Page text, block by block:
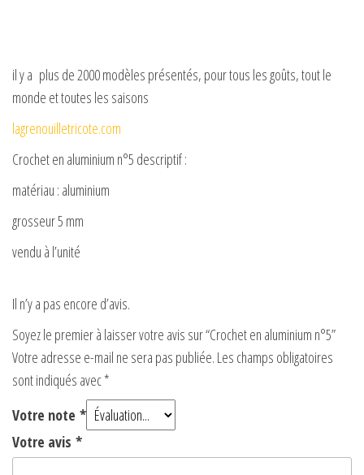
il y a plus de 2000 modèles présentés, pour tous les goûts, tout le
monde et toutes les saisons
lagrenouilletricote.com
Crochet en aluminium n°5 descriptif :
matériau : aluminium
grosseur 5 mm
vendu à l’unité
Il n’y a pas encore d’avis.
Soyez le premier à laisser votre avis sur “Crochet en aluminium n°5”
Votre adresse e-mail ne sera pas publiée. Les champs obligatoires
sont indiqués avec*
Votre note *
Votre avis *